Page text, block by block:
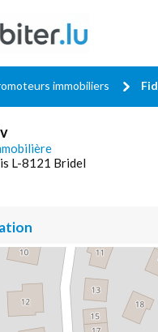
immobiliers
L-8121 Bridel